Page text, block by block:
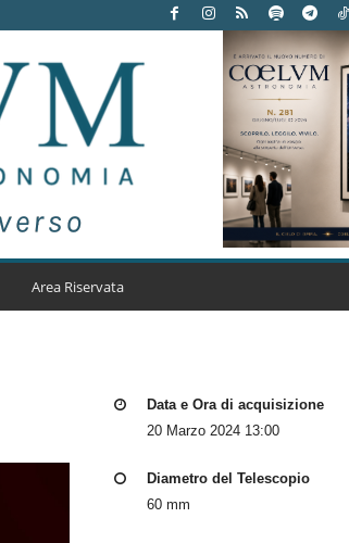
Area Riservata
Data e Ora di acquisizione
20 Marzo 2024 13:00
Diametro del Telescopio
60 mm